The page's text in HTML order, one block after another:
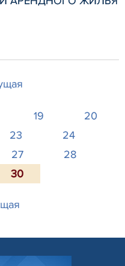
19
20
23
24
27
28
30